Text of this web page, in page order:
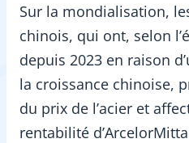
Sur la mondialisation,
chinois, qui ont, selon
depuis 2023 en raison
la croissance chinoise,
du prix de l’acier et
rentabilité